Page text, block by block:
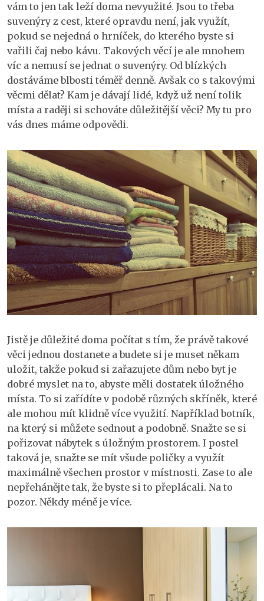
vám to jen tak leží doma nevyužité. Jsou to třeba
suvenýry z cest, které opravdu není, jak využít,
pokud se nejedná o hrníček, do kterého byste si
vařili čaj nebo kávu. Takových věcí je ale mnohem
víc a nemusí se jednat o suvenýry. Od blízkých
dostáváme blbosti téměř denně. Avšak co s takovými
věcmi dělat? Kam je dávají lidé, když už není tolik
místa a raději si schováte důležitější věci? My tu pro
vás dnes máme odpovědi.
Jistě je důležité doma počítat s tím, že právě takové
věci jednou dostanete a budete si je muset někam
uložit, takže pokud si zařazujete dům nebo byt je
dobré myslet na to, abyste měli dostatek úložného
místa. To si zařídíte v podobě různých skříněk, které
ale mohou mít klidně více využití. Například botník,
na který si můžete sednout a podobně. Snažte se si
pořizovat nábytek s úložným prostorem. I postel
taková je, snažte se mít všude poličky a využít
maximálně všechen prostor v místnosti. Zase to ale
nepřehánějte tak, že byste si to přeplácali. Na to
pozor. Někdy méně je více.